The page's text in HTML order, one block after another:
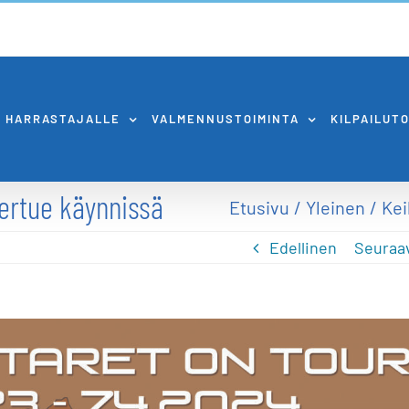
HARRASTAJALLE VALMENNUSTOIMINTA
käynnissä Etusivu Yleinen
Edellinen